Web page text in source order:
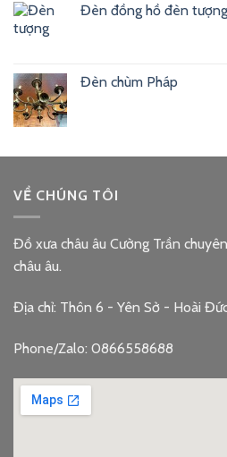
Đèn đồng hồ đèn tượng
Đèn chùm Pháp
VỀ CHÚNG TÔI
Đồ xưa châu âu Cường Trần
châu âu.
Địa chỉ: Thôn 6 - Yên Sở - Hoài
Phone/Zalo: 0866558688